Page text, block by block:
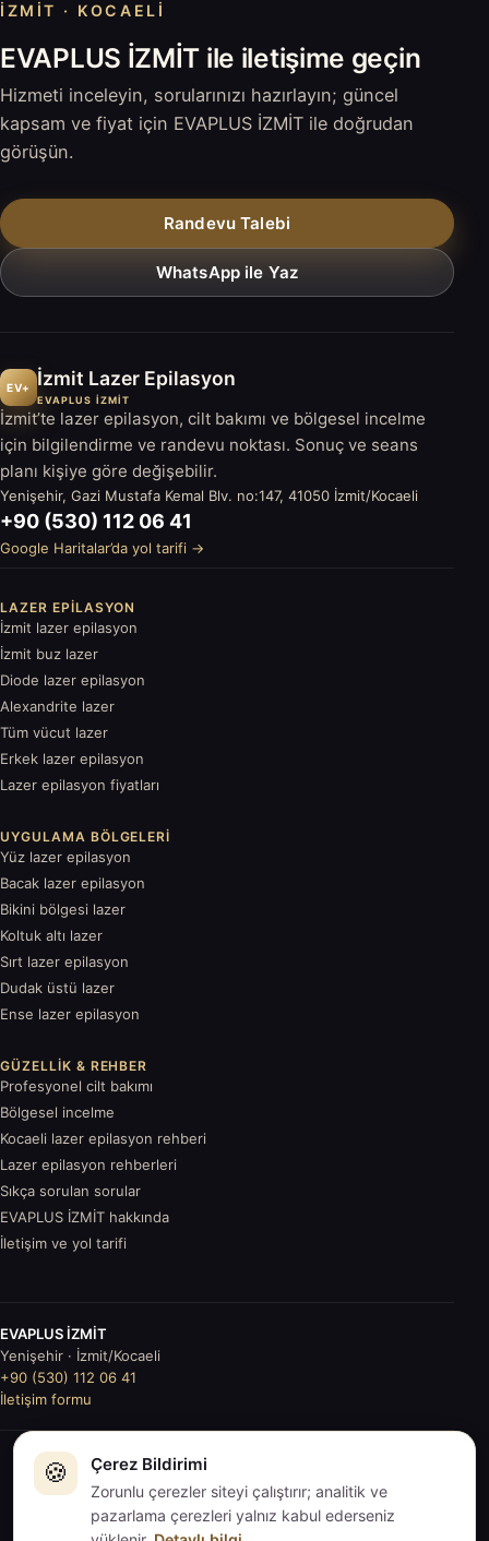
İZMIT · KOCAELI
EVAPLUS İZMİT ile iletişime geçin
Hizmeti inceleyin, sorularınızı hazırlayın; güncel
kapsam ve fiyat için EVAPLUS İZMİT ile doğrudan
görüşün.
Randevu Talebi
WhatsApp ile Yaz
EV+ İzmit Lazer Epilasyon
EVAPLUS İZMİT
İzmit’te lazer epilasyon, cilt bakımı ve bölgesel incelme
için bilgilendirme ve randevu noktası. Sonuç ve seans
planı kişiye göre değişebilir.
Yenişehir, Gazi Mustafa Kemal Blv. no:147, 41050 İzmit/Kocaeli
+90 (530) 112 06 41
Google Haritalar’da yol tarifi →
LAZER EPILASYON
İzmit lazer epilasyon
İzmit buz lazer
Diode lazer epilasyon
Alexandrite lazer
Tüm vücut lazer
Erkek lazer epilasyon
Lazer epilasyon fiyatları
UYGULAMA BÖLGELERI
Yüz lazer epilasyon
Bacak lazer epilasyon
Bikini bölgesi lazer
Koltuk altı lazer
Sırt lazer epilasyon
Dudak üstü lazer
Ense lazer epilasyon
GÜZELLIK & REHBER
Profesyonel cilt bakımı
Bölgesel incelme
Kocaeli lazer epilasyon rehberi
Lazer epilasyon rehberleri
Sıkça sorulan sorular
EVAPLUS İZMİT hakkında
İletişim ve yol tarifi
EVAPLUS İZMİT
Yenişehir · İzmit/Kocaeli
+90 (530) 112 06 41
İletişim formu
© 2026 EVAPLUS İZMİT. Tüm hakları saklıdır.
bilgilendirmedir; tıbbi tavsiye değildir.
Gizlilik· Çerezler· Sitemap·Çerez tercihleri
🍪 Çerez Bildirimi
Zorunlu çerezler siteyi çalıştırır; analitik ve
pazarlama çerezleri yalnız kabul ederseniz